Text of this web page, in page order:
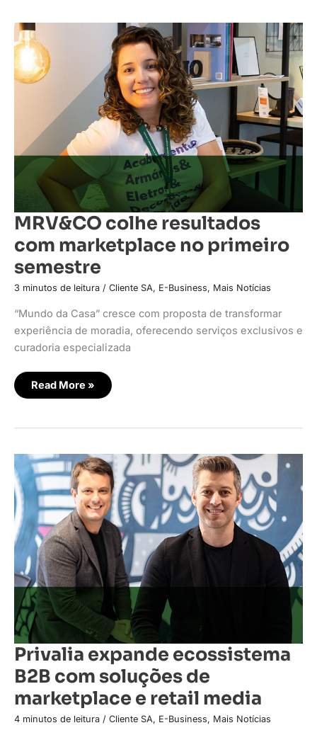
MRV&CO colhe resultados
com marketplace no primeiro
semestre
3 minutos de leitura / Cliente SA, E-Business, Mais Notícias
“Mundo da Casa” cresce com proposta de transformar
experiência de moradia, oferecendo serviços exclusivos e
curadoria especializada
MRV&CO
colhe
resultados
com
marketplace
no
primeiro
semestre
Read More »
Privalia expande ecossistema
B2B com soluções de
marketplace e retail media
4 minutos de leitura / Cliente SA, E-Business, Mais Notícias
Privalia
expande
ecossistema
B2B
com
soluções
de
marketplace
e
retail
media